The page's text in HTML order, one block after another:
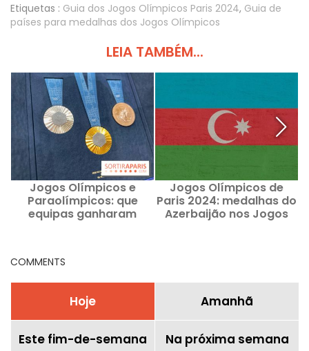
Etiquetas : Guia dos Jogos Olímpicos Paris 2024, Guia de
países para medalhas dos Jogos Olímpicos
LEIA TAMBÉM...
Jogos Olímpicos e
Paraolímpicos: que
equipas ganharam
Jogos Olímpicos de
Paris 2024: medalhas do
Azerbaijão nos Jogos
COMMENTS
Hoje Amanhã
Este fim-de-semana Na próxima semana